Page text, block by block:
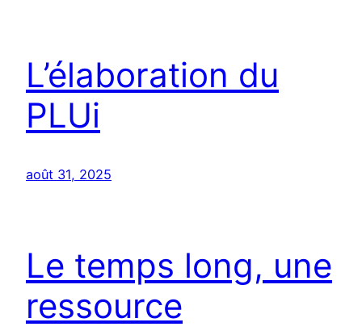
L’élaboration du
PLUi
août 31, 2025
Le temps long, une
ressource